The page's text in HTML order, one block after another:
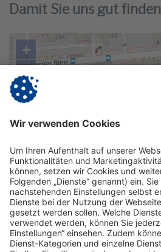
Damit Sie uns gut finden
+
−
Route planen?